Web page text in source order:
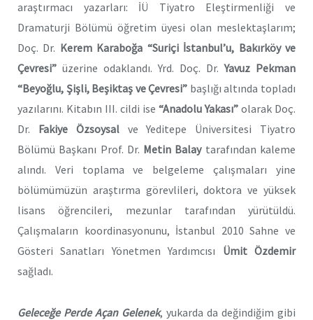
araştırmacı yazarları: İÜ Tiyatro Eleştirmenliği ve
Dramaturji Bölümü öğretim üyesi olan meslektaşlarım;
Doç. Dr. Kerem Karaboğa “Suriçi İstanbul’u, Bakırköy ve
Çevresi” üzerine odaklandı. Yrd. Doç. Dr.Yavuz Pekman
“Beyoğlu, Şişli, Beşiktaş ve Çevresi” başlığı altında topladı
yazılarını. Kitabın III. cildi ise “Anadolu Yakası” olarak Doç.
Dr. Fakiye Özsoysal ve Yeditepe Üniversitesi Tiyatro
Bölümü Başkanı Prof. Dr. Metin Balay tarafından kaleme
alındı. Veri toplama ve belgeleme çalışmaları yine
bölümümüzün araştırma görevlileri, doktora ve yüksek
lisans öğrencileri, mezunlar tarafından yürütüldü.
Çalışmaların koordinasyonunu, İstanbul 2010 Sahne ve
Gösteri Sanatları Yönetmen Yardımcısı Ümit Özdemir
sağladı.
Geleceğe Perde Açan Gelenek, yukarda da değindiğim gibi